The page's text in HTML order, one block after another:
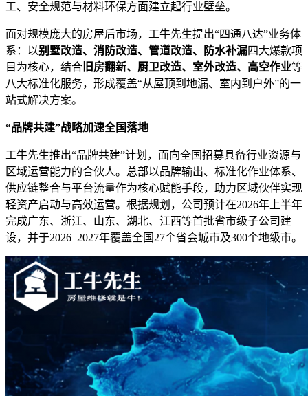
工、安全规范与材料环保方面建立起行业壁垒。
面对规模庞大的房屋后市场，工牛先生提出“四通八达”业务体
系：以别墅改造、消防改造、管道改造、防水补漏四大爆款项
目为核心，结合 旧房翻新、厨卫改造、室外改造、高空作业等
八大标准化服务，形成覆盖“从屋顶到地漏、室内到户外”的一
站式解决方案。
“品牌共建”战略加速全国落地
工牛先生推出“品牌共建”计划，面向全国招募具备行业资源与
区域运营能力的合伙人。总部以品牌输出、标准化作业体系、
供应链整合与平台流量作为核心赋能手段，助力区域伙伴实现
轻资产启动与高效运营。根据规划，公司预计在2026年上半年
完成广东、浙江、山东、湖北、江西等首批省市级子公司建
设，并于2026–2027年覆盖全国27个省会城市及300个地级市。